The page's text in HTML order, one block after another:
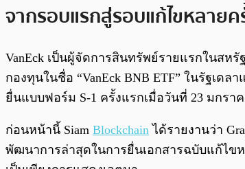
จากรอบแรกสู่รอบแก้ไขหลายค
VanEck เป็นผู้จัดการสินทรัพย์รายแรกในสห
กองทุนในชื่อ “VanEck BNB ETF” ในรัฐเ
ยื่นแบบฟอร์ม S-1 ครั้งแรกเมื่อวันที่ 23 มกรา
ก่อนหน้านี้ Siam Blockchain ได้รายงานว่า
พัฒนาการล่าสุดในการยื่นเอกสารฉบับแก้ไข